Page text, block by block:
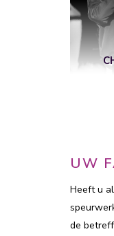
UW
Heeft u
de